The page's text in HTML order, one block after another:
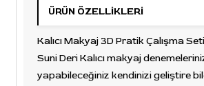
ÜRÜN ÖZELLIKLERI
Kalıcı Makyaj 3D Pratik Çalışma
Suni Deri Kalıcı makyaj
yapabileceğiniz kendinizi geliştire